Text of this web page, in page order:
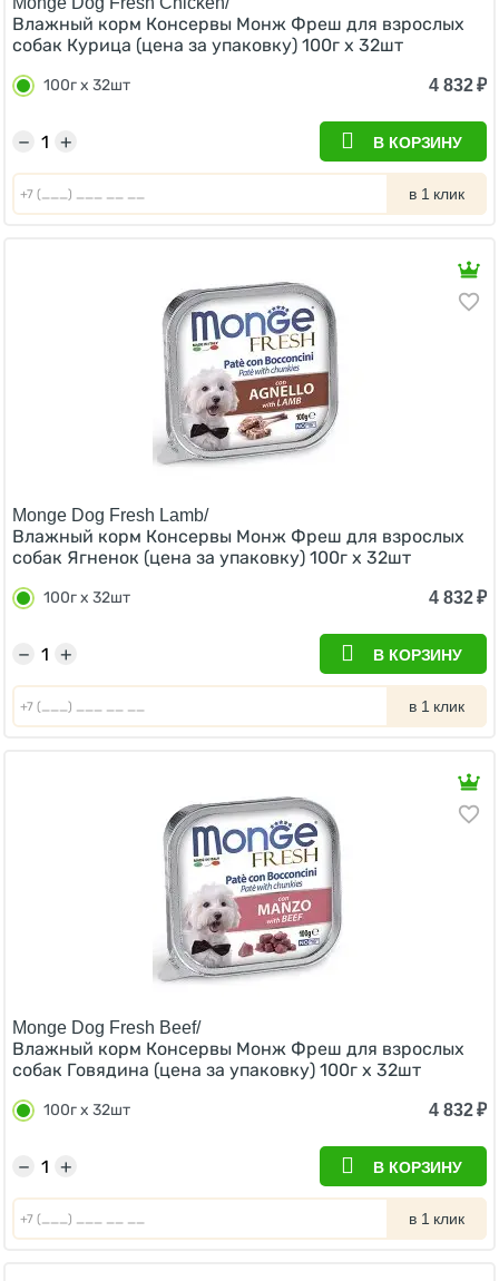
Влажный корм Консервы Монж Фреш для взрослых
собак Курица (цена за упаковку) 100г x 32шт
100г x 32шт 4 832₽
+
− В КОРЗИНУ
в 1 клик
Monge Dog Fresh Lamb/
Влажный корм Консервы Монж Фреш для взрослых
собак Ягненок (цена за упаковку) 100г x 32шт
100г x 32шт 4 832₽
+
− В КОРЗИНУ
в 1 клик
Monge Dog Fresh Beef/
Влажный корм Консервы Монж Фреш для взрослых
собак Говядина (цена за упаковку) 100г x 32шт
100г x 32шт 4 832₽
+
− В КОРЗИНУ
в 1 клик